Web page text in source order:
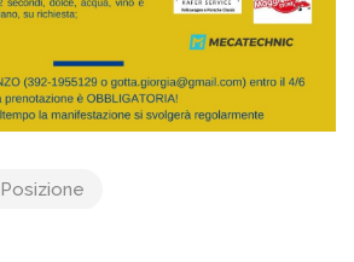
Posizione